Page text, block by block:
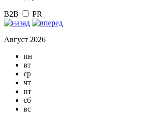
B2B PR
Август 2026
пн
вт
ср
чт
пт
сб
вс